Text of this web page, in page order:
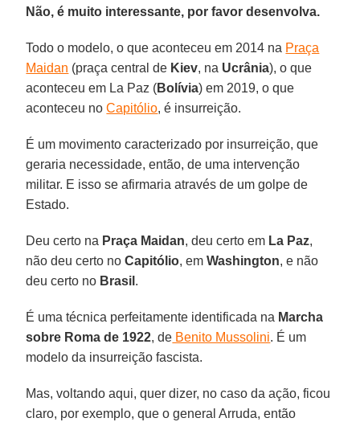
Não, é muito interessante, por favor desenvolva.
Todo o modelo, o que aconteceu em 2014 na Praça
Maidan (praça central de Kiev, na Ucrânia), o que
aconteceu em La Paz (Bolívia) em 2019, o que
aconteceu noCapitólio, é insurreição.
É um movimento caracterizado por insurreição, que
geraria necessidade, então, de uma intervenção
militar. E isso se afirmaria através de um golpe de
Estado.
Deu certo na Praça Maidan, deu certo em La Paz,
não deu certo noCapitólio, emWashington, e não
deu certo no Brasil .
É uma técnica perfeitamente identificada na Marcha
sobre Roma de 1922, de Benito Mussolini. É um
modelo da insurreição fascista.
Mas, voltando aqui, quer dizer, no caso da ação, ficou
claro, por exemplo, que o general Arruda, então